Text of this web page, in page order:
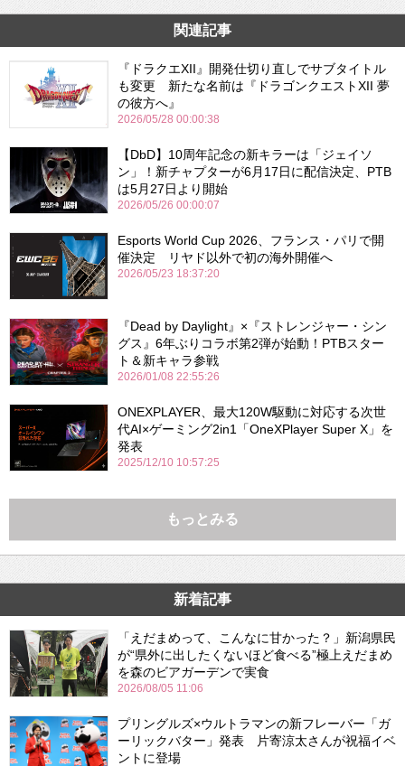
関連記事
『ドラクエXII』開発仕切り直しでサブタイトル
も変更 新たな名前は『ドラゴンクエストXII 夢
の彼方へ』
2026/05/28 00:00:38
【DbD】10周年記念の新キラーは「ジェイソ
ン」！新チャプターが6月17日に配信決定、PTB
は5月27日より開始
2026/05/26 00:00:07
Esports World Cup 2026、フランス・パリで開
催決定 リヤド以外で初の海外開催へ
2026/05/23 18:37:20
『Dead by Daylight』×『ストレンジャー・シン
グス』6年ぶりコラボ第2弾が始動！PTBスター
ト＆新キャラ参戦
2026/01/08 22:55:26
ONEXPLAYER、最大120W駆動に対応する次世
代AI×ゲーミング2in1「OneXPlayer Super X」を
発表
2025/12/10 10:57:25
もっとみる
新着記事
「えだまめって、こんなに甘かった？」新潟県民
が“県外に出したくないほど食べる”極上えだまめ
を森のビアガーデンで実食
2026/08/05 11:06
プリングルズ×ウルトラマンの新フレーバー「ガ
ーリックバター」発表 片寄涼太さんが祝福イベ
ントに登場